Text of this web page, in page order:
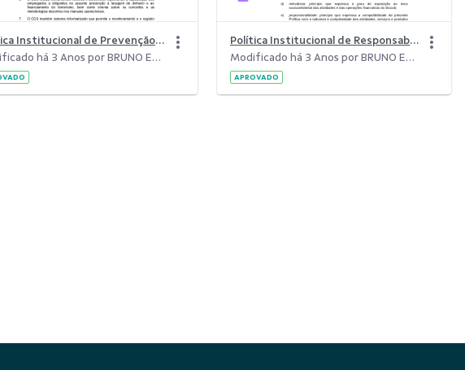
Política Institucional de Prevenção à Lavagem de Dinheiro e ao Financiamento (1).pdf
Modificado há 3 Anos por BRUNO EDUARDO BERTOLO CANCHERINI.
Política Institucional de Responsabilidade Socioambiental.pdf
Modificado há 3 Anos por BRUNO EDUARDO BERTOLO CANCHERINI.
APROVADO